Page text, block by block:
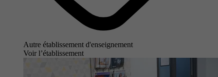
Autre établissement d'enseignement
Voir l’établissement